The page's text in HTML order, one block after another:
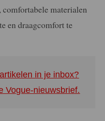
materialen
en draagcomfort te
in je inbox?
Vogue-nieuwsbrief.